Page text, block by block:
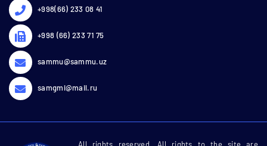
+998(66) 233 08 41
+998 (66) 233 71 75
sammu@sammu.uz
samgmi@mail.ru
All rights reserved. All rights to the site are